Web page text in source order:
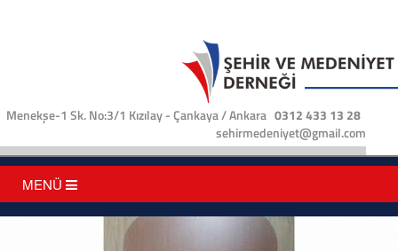
Menekşe-1 Sk. No:3/1 Kızılay - Çankaya / Ankara 0312 433 13 28
sehirmedeniyet@gmail.com
MENÜ